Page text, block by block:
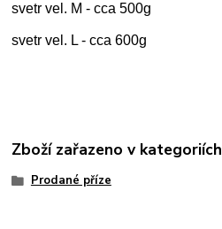
svetr vel. M - cca 500g
svetr vel. L - cca 600g
Zboží zařazeno v kategoriích
Prodané příze